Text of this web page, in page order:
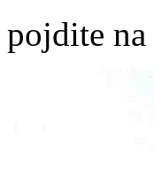
pojdite na